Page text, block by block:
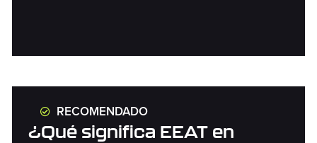
RECOMENDADO
¿Qué significa EEAT en